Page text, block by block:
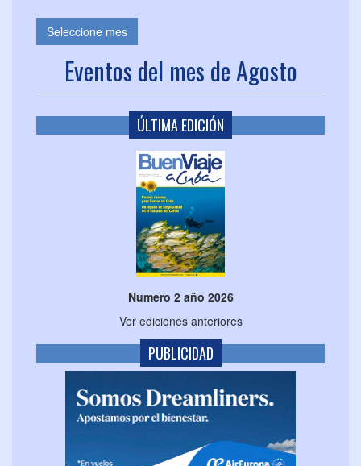
Seleccione mes
Eventos del mes de Agosto
ÚLTIMA EDICIÓN
Numero 2 año 2026
Ver ediciones anteriores
PUBLICIDAD